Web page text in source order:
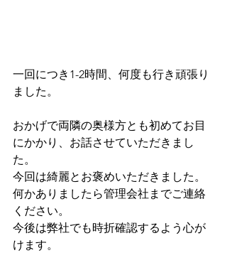
一回につき1-2時間、何度も行き頑張り
ました。
おかげで両隣の奥様方とも初めてお目
にかかり、お話させていただきまし
た。
今回は綺麗とお褒めいただきました。
何かありましたら管理会社までご連絡
ください。
今後は弊社でも時折確認するよう心が
けます。